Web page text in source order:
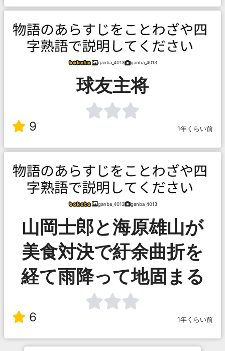
ganba_4013 ganba_4013
球友主将
9 1年くらい前
ganba_4013 ganba_4013
山岡士郎と海原雄山が
美食対決で紆余曲折を
経て雨降って地固まる
6 1年くらい前